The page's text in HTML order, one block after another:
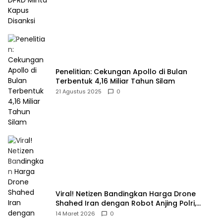
Penelitian: Cekungan Apollo di Bulan
Terbentuk 4,16 Miliar Tahun Silam
21 Agustus 2025 0
Viral! Netizen Bandingkan Harga Drone
Shahed Iran dengan Robot Anjing Polri,
Selisihnya Capai 5 Kali Lipat
14 Maret 2026 0